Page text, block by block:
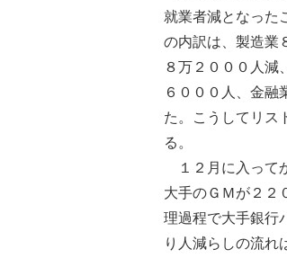
就業者減となった
の内訳は、製造業
８万２０００人減
６０００人、金融
た。こうしてリス
る。
１２月に入って
大手のＧＭが２２
理過程で大手銀行
り人減らしの流れ